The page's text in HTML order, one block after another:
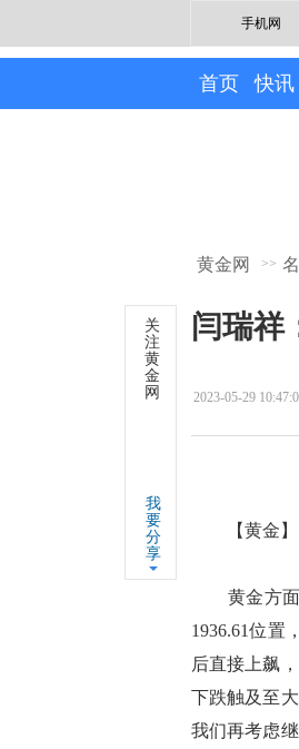
手机网
首页 快讯
黄金网 >>
闫瑞祥
2023-05-29
专栏
关
注
黄
金
网
我
要
分
享
【黄金】
黄金方面
1936.61位置
后直接上飙
下跌触及至
我们再考虑